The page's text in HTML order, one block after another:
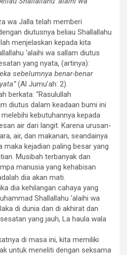
wa Jalla telah memberi
diutusnya beliau Shallallahu
menjelaskan kepada kita
‘alaihi wa sallam diutus
yang nyata, (artinya):
sebelumnya benar-benar
(Al Jumu’ah: 2).
berkata: “Rasulullah
diutus dalam keadaan bumi ini
kebutuhannya kepada
air dari langit. Karena urusan-
air, dan makanan, seandainya
maka kejadian pal­ing besar yang
Musibah terbanyak dan
manusia yang kehabisan
dia akan mati.
dia kehilangan cahaya yang
Shallallahu ‘alaihi wa
di dunia dan di akhirat dan
yang jauh, La haula wala
di masa ini, kita memiliki
untuk meneliti dengan seksama